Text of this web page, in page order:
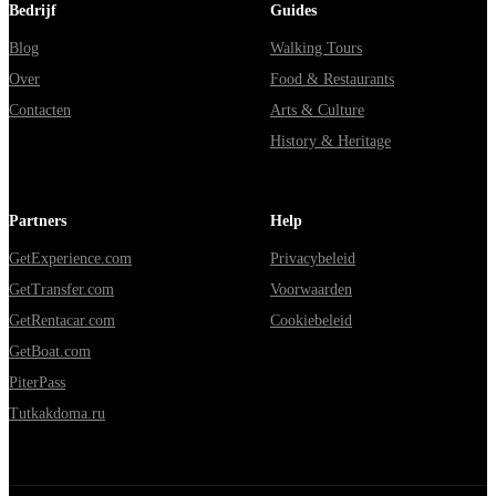
Bedrijf
Blog
Over
Contacten
Guides
Walking Tours
Food & Restaurants
Arts & Culture
History & Heritage
Partners
GetExperience.com
GetTransfer.com
GetRentacar.com
GetBoat.com
PiterPass
Tutkakdoma.ru
Help
Privacybeleid
Voorwaarden
Cookiebeleid